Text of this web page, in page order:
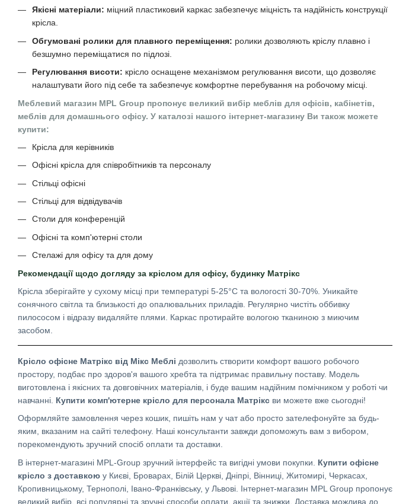
Якісні матеріали: міцний пластиковий каркас забезпечує міцність та надійність конструкції
крісла.
Обгумовані ролики для плавного переміщення: ролики дозволяють кріслу плавно і
безшумно переміщатися по підлозі.
Регулювання висоти: крісло оснащене механізмом регулювання висоти, що дозволяє
налаштувати його під себе та забезпечує комфортне перебування на робочому місці.
Меблевий магазин MPL Group пропонує великий вибір меблів для офісів, кабінетів,
меблів для домашнього офісу. У каталозі нашого інтернет-магазину Ви також можете
купити:
Крісла для керівників
Офісні крісла для співробітників та персоналу
Стільці офісні
Стільці для відвідувачів
Столи для конференцій
Офісні та комп'ютерні столи
Стелажі для офісу та для дому
Рекомендації щодо догляду за кріслом для офісу, будинку Матрікс
Крісла зберігайте у сухому місці при температурі 5-25°C та вологості 30-70%. Уникайте
сонячного світла та близькості до опалювальних приладів. Регулярно чистіть оббивку
пилососом і відразу видаляйте плями. Каркас протирайте вологою тканиною з миючим
засобом.
Крісло офісне Матрікс від Мікс Меблі дозволить створити комфорт вашого робочого
простору, подбає про здоров'я вашого хребта та підтримає правильну поставу. Модель
виготовлена ​​і якісних та довговічних матеріалів, і буде вашим надійним помічником у роботі чи
навчанні. Купити комп'ютерне крісло для персонала Матрікс ви можете вже сьогодні!
Оформляйте замовлення через кошик, пишіть нам у чат або просто зателефонуйте за будь-
яким, вказаним на сайті телефону. Наші консультанти завжди допоможуть вам з вибором,
порекомендують зручний спосіб оплати та доставки.
В інтернет-магазині MPL-Group зручний інтерфейс та вигідні умови покупки. Купити офісне
крісло з доставкою у Києві, Броварах, Білій Церкві, Дніпрі, Вінниці, Житомирі, Черкасах,
Кропивницькому, Тернополі, Івано-Франківську, у Львові. Інтернет-магазин MPL Group пропонує
великий вибір, всі популярні та зручні способи оплати, акції та знижки. Доставка можлива до